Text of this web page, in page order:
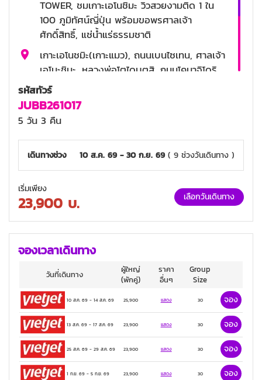
TOWER, ชมเกาะเอโนชิมะ วิวสวยงามติด 1 ใน
100 ภูมิทัศน์ญี่ปุ่น พร้อมขอพรศาลเจ้า
ศักดิ์สิทธิ์, แช่น้ำแร่ธรรมชาติ
เกาะเอโนชมิะ(เกาะแมว), ถนนเบนไซเทน, ศาลเจ้า
เอโนะชิมะ, หลวงพ่อโตไดบุตสิ, ถนนโคมาจิโดริ,
สวนโออิชิปาร์ค, กิจกรรมชงชา, FUJI Q
HIGHLAND, FUJI TOWER, สนุกกับโซน น้อง
หมีเนย BUTTERBEAR สุดน่ารัก, โอไดบะ, ห้าง
ไดเวอร์ซิตี้, วัดอาซากุสะ, ช้อปปิ้งถนนนากามิเสะ
โตเกียว, วิวโตเกียวสกายทรีริมแม่น้ำสุมิดะ, วัด
มัตสึจิยามะโชเด็น (วัดหัวไชเท้าแห่งอาซากุสะ),
ช้อปปิ้งชินจูกุ
ขาปู
3 ดาว
รหัสทัวร์
JUBB261017
5 วัน 3 คืน
เดินทางช่วง 10 ส.ค. 69 - 30 ก.ย. 69( 9 ช่วงวันเดินทาง )
เริ่มเพียง
23,900 บ. เลือกวันเดินทาง
จองเวลาเดินทาง
วันที่เดินทาง
ผู้ใหญ่
(พักคู่)
ราคา
อื่นๆ
Group
Size
10 ส.ค. 69- 14 ส.ค. 69 25,900 แสดง 30 จอง
13 ส.ค. 69- 17 ส.ค. 69 23,900 แสดง 30 จอง
25 ส.ค. 69- 29 ส.ค. 69 23,900 แสดง 30 จอง
1 ก.ย. 69- 5 ก.ย. 69 23,900 แสดง 30 จอง